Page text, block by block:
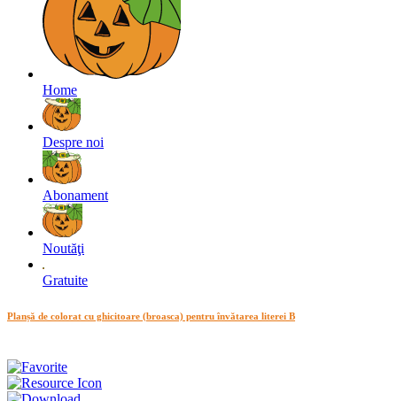
Home
Despre noi
Abonament
Noutăţi
Gratuite
Planșă de colorat cu ghicitoare (broasca) pentru învătarea literei B